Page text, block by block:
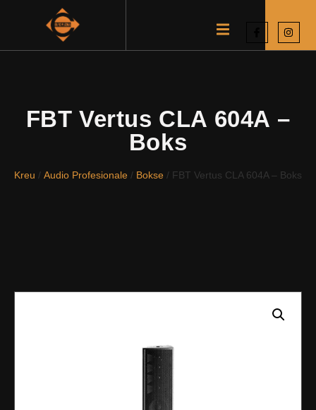
FBT Vertus CLA 604A –
Boks
Kreu / Audio Profesionale / Bokse / FBT Vertus CLA 604A – Boks